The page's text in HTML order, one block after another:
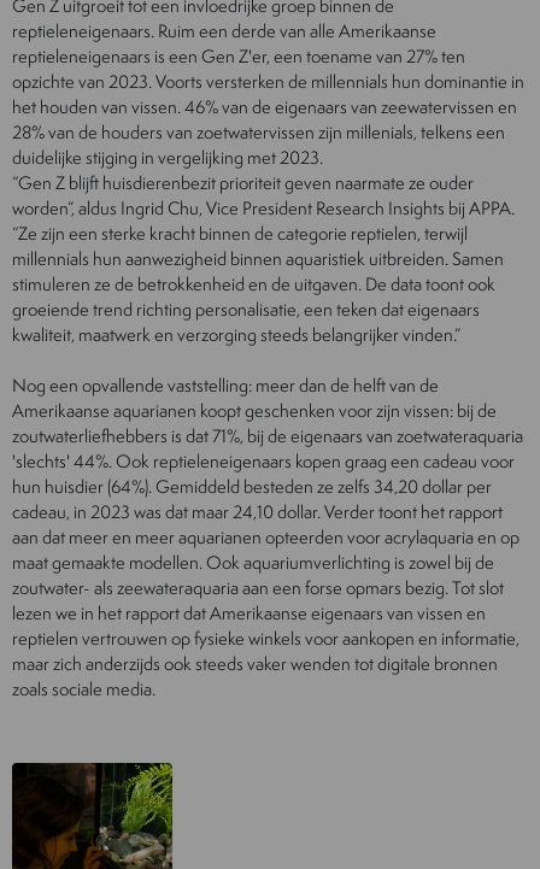
Gen Z uitgroeit tot een invloedrijke groep binnen de
reptieleneigenaars. Ruim een derde van alle Amerikaanse
reptieleneigenaars is een Gen Z'er, een toename van 27% ten
opzichte van 2023. Voorts versterken de millennials hun dominantie in
het houden van vissen. 46% van de eigenaars van zeewatervissen en
28% van de houders van zoetwatervissen zijn millenials, telkens een
duidelijke stijging in vergelijking met 2023.
“Gen Z blijft huisdierenbezit prioriteit geven naarmate ze ouder
worden”, aldus Ingrid Chu, Vice President Research Insights bij APPA.
“Ze zijn een sterke kracht binnen de categorie reptielen, terwijl
millennials hun aanwezigheid binnen aquaristiek uitbreiden. Samen
stimuleren ze de betrokkenheid en de uitgaven. De data toont ook
groeiende trend richting personalisatie, een teken dat eigenaars
kwaliteit, maatwerk en verzorging steeds belangrijker vinden.”
Nog een opvallende vaststelling: meer dan de helft van de
Amerikaanse aquarianen koopt geschenken voor zijn vissen: bij de
zoutwaterliefhebbers is dat 71%, bij de eigenaars van zoetwateraquaria
'slechts' 44%. Ook reptieleneigenaars kopen graag een cadeau voor
hun huisdier (64%). Gemiddeld besteden ze zelfs 34,20 dollar per
cadeau, in 2023 was dat maar 24,10 dollar. Verder toont het rapport
aan dat meer en meer aquarianen opteerden voor acrylaquaria en op
maat gemaakte modellen. Ook aquariumverlichting is zowel bij de
zoutwater- als zeewateraquaria aan een forse opmars bezig. Tot slot
lezen we in het rapport dat Amerikaanse eigenaars van vissen en
reptielen vertrouwen op fysieke winkels voor aankopen en informatie,
maar zich anderzijds ook steeds vaker wenden tot digitale bronnen
zoals sociale media.